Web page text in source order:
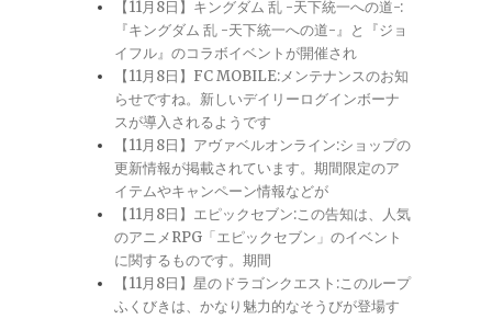
【11月8日】キングダム 乱 -天下統一への道-:
『キングダム 乱 -天下統一への道-』と『ジョ
イフル』のコラボイベントが開催され
【11月8日】FC MOBILE:メンテナンスのお知
らせですね。新しいデイリーログインボーナ
スが導入されるようです
【11月8日】アヴァベルオンライン:ショップの
更新情報が掲載されています。期間限定のア
イテムやキャンペーン情報などが
【11月8日】エピックセブン:この告知は、人気
のアニメRPG「エピックセブン」のイベント
に関するものです。期間
【11月8日】星のドラゴンクエスト:このループ
ふくびきは、かなり魅力的なそうびが登場す